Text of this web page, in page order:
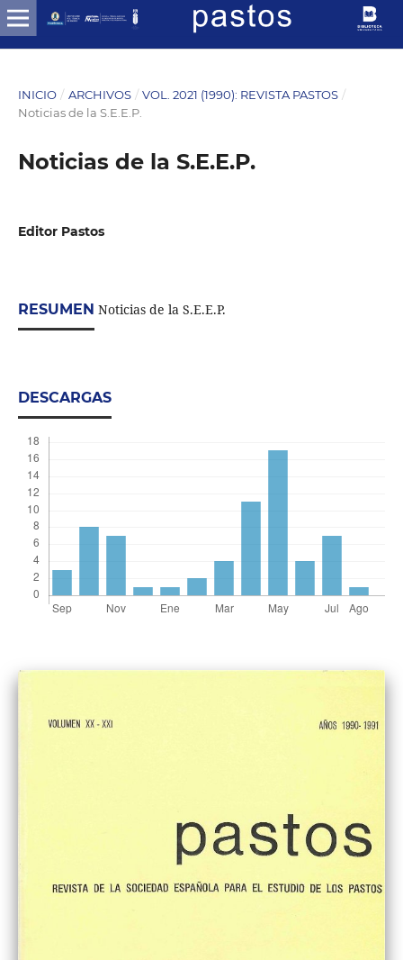
INICIO / ARCHIVOS / VOL. 2021 (1990): REVISTA PASTOS /
Noticias de la S.E.E.P.
Noticias de la S.E.E.P.
Editor Pastos
RESUMEN Noticias de la S.E.E.P.
DESCARGAS